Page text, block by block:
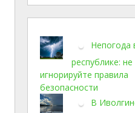
Непогода
республике: не
игнорируйте правила
безопасности
В